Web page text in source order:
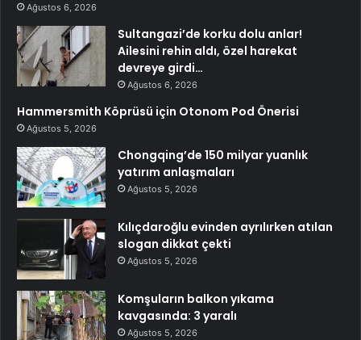
Ağustos 6, 2026
Sultangazi’de korku dolu anlar!
Ailesini rehin aldı, özel harekat
devreye girdi…
Ağustos 6, 2026
Hammersmith Köprüsü için Otonom Pod Önerisi
Ağustos 5, 2026
Chongqing’de 150 milyar yuanlık
yatırım anlaşmaları
Ağustos 5, 2026
Kılıçdaroğlu evinden ayrılırken atılan
slogan dikkat çekti
Ağustos 5, 2026
Komşuların balkon yıkama
kavgasında: 3 yaralı
Ağustos 5, 2026